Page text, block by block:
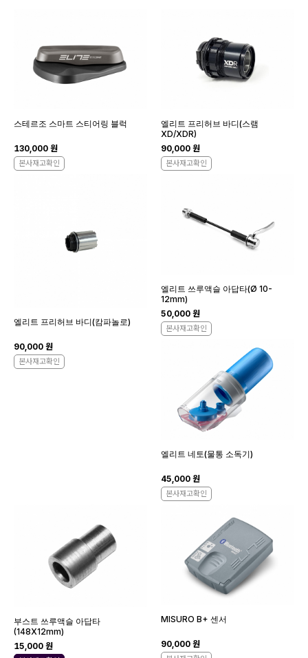
스테르조 스마트 스티어링 블럭
130,000 원
본사재고확인
엘리트 프리허브 바디(스램
XD/XDR)
90,000 원
본사재고확인
엘리트 프리허브 바디(캄파놀로)
90,000 원
본사재고확인
엘리트 쓰루액슬 아답타(Ø 10-
12mm)
50,000 원
본사재고확인
엘리트 네토(물통 소독기)
45,000 원
본사재고확인
부스트 쓰루액슬 아답타
(148X12mm)
15,000 원
MISURO B+ 센서
90,000 원